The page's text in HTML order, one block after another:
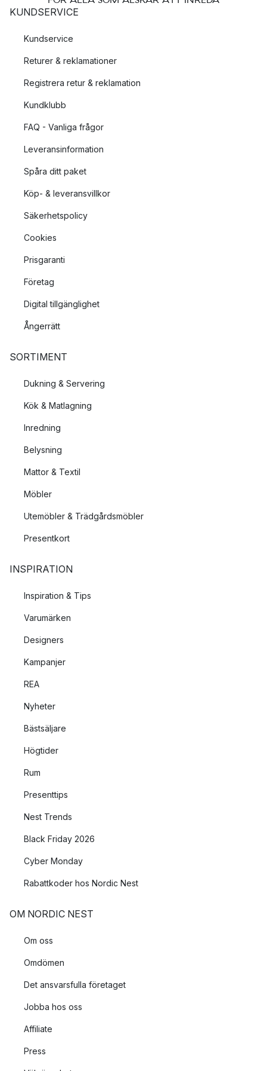
KUNDSERVICE
Kundservice
Returer & reklamationer
Registrera retur & reklamation
Kundklubb
FAQ - Vanliga frågor
Leveransinformation
Spåra ditt paket
Köp- & leveransvillkor
Säkerhetspolicy
Cookies
Prisgaranti
Företag
Digital tillgänglighet
Ångerrätt
SORTIMENT
Dukning & Servering
Kök & Matlagning
Inredning
Belysning
Mattor & Textil
Möbler
Utemöbler & Trädgårdsmöbler
Presentkort
INSPIRATION
Inspiration & Tips
Varumärken
Designers
Kampanjer
REA
Nyheter
Bästsäljare
Högtider
Rum
Presenttips
Nest Trends
Black Friday 2026
Cyber Monday
Rabattkoder hos Nordic Nest
OM NORDIC NEST
Om oss
Omdömen
Det ansvarsfulla företaget
Jobba hos oss
Affiliate
Press